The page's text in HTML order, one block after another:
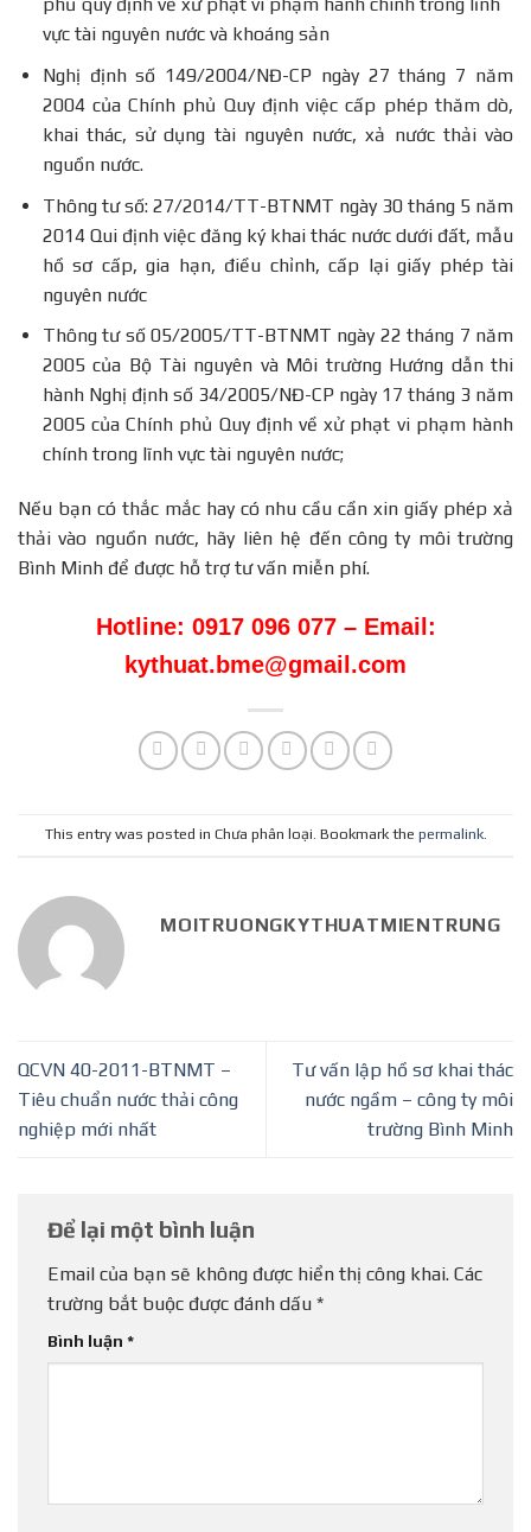
phủ quy định về xử phạt vi phạm hành chính trong lĩnh
vực tài nguyên nước và khoáng sản
Nghị định số 149/2004/NĐ-CP ngày 27 tháng 7 năm
2004 của Chính phủ Quy định việc cấp phép thăm dò,
khai thác, sử dụng tài nguyên nước, xả nước thải vào
nguồn nước.
Thông tư số: 27/2014/TT-BTNMT ngày 30 tháng 5 năm
2014 Qui định việc đăng ký khai thác nước dưới đất, mẫu
hồ sơ cấp, gia hạn, điều chỉnh, cấp lại giấy phép tài
nguyên nước
Thông tư số 05/2005/TT-BTNMT ngày 22 tháng 7 năm
2005 của Bộ Tài nguyên và Môi trường Hướng dẫn thi
hành Nghị định số 34/2005/NĐ-CP ngày 17 tháng 3 năm
2005 của Chính phủ Quy định về xử phạt vi phạm hành
chính trong lĩnh vực tài nguyên nước;
Nếu bạn có thắc mắc hay có nhu cầu cần xin giấy phép xả
thải vào nguồn nước, hãy liên hệ đến công ty môi trường
Bình Minh để được hỗ trợ tư vấn miễn phí.
Hotline: 0917 096 077 – Email:
kythuat.bme@gmail.com
This entry was posted in Chưa phân loại. Bookmark the permalink.
MOITRUONGKYTHUATMIENTRUNG
QCVN 40-2011-BTNMT –
Tiêu chuẩn nước thải công
nghiệp mới nhất
Tư vấn lập hồ sơ khai thác
nước ngầm – công ty môi
trường Bình Minh
Để lại một bình luận
Email của bạn sẽ không được hiển thị công khai. Các
trường bắt buộc được đánh dấu *
Bình luận *